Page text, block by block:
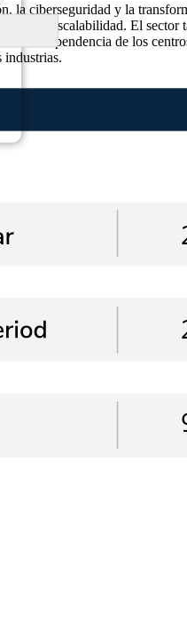
la ciberseguridad y la
lograr escalabilidad. El sector
dependencia de los
industrias.